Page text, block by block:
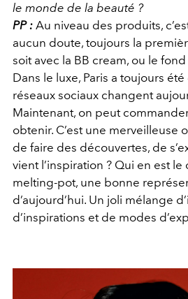
le monde de la beauté ?
PP : Au niveau des produits,
aucun doute, toujours la
soit avec la BB cream, ou le
Dans le luxe, Paris a toujours
réseaux sociaux changent
Maintenant, on peut
obtenir. C’est une merveilleuse
de faire des découvertes, de
vient l’inspiration ? Qui en est le
melting-pot, une bonne
d’aujourd’hui. Un joli mélange
d’inspirations et de modes